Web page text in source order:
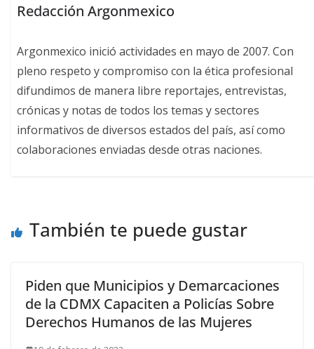
Redacción Argonmexico
Argonmexico inició actividades en mayo de 2007. Con
pleno respeto y compromiso con la ética profesional
difundimos de manera libre reportajes, entrevistas,
crónicas y notas de todos los temas y sectores
informativos de diversos estados del país, así como
colaboraciones enviadas desde otras naciones.
También te puede gustar
Piden que Municipios y Demarcaciones
de la CDMX Capaciten a Policías Sobre
Derechos Humanos de las Mujeres